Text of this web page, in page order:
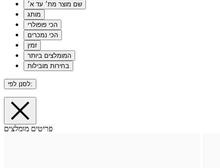
שם מוצר מת׳ עד א׳
מותג
הכי פופולרי
הכי נמכרים
זמין
המומלצים ביותר
בחירות מובילות
לסנן לפי:
פריטים מומלצים